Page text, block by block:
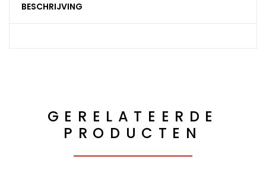
BESCHRIJVING
GERELATEERDE
PRODUCTEN